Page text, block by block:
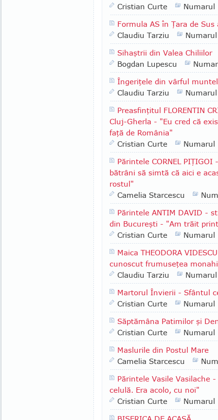
Cristian Curte
Numarul
Formula AS în Ţara de
Claudiu Tarziu
Sihaştrii din Valea Chiliilor
Bogdan Lupescu
Îngeriţele din vârful
Claudiu Tarziu
Preasfinţitul FLORENTIN
Cluj-Gherla - "Eu cred că
faţă de România"
Cristian Curte
Numarul
Părintele CORNEL
bătrâni să simtă că aici e
rostul"
Camelia Starcescu
Părintele ANTIM DAVID -
din Bucureşti - "Am trăit
Cristian Curte
Numarul
Maica THEODORA
cunoscut frumuseţea
Claudiu Tarziu
Martorul Învierii - Sfântul
Cristian Curte
Numarul
Săptămâna Patimilor şi
Cristian Curte
Numarul
Maslurile din Postul Mare
Camelia Starcescu
Părintele Vasile Vasilache
celulă. Era acolo, cu noi"
Cristian Curte
Numarul